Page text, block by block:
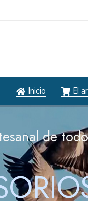
Inicio El
de todo